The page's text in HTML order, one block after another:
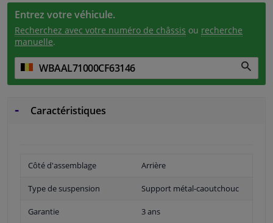
Entrez votre véhicule.
Recherchez avec votre numéro de châssis ou recherche
manuelle.
Caractéristiques
Côté d'assemblage Arrière
Type de suspension Support métal-caoutchouc
Garantie 3 ans